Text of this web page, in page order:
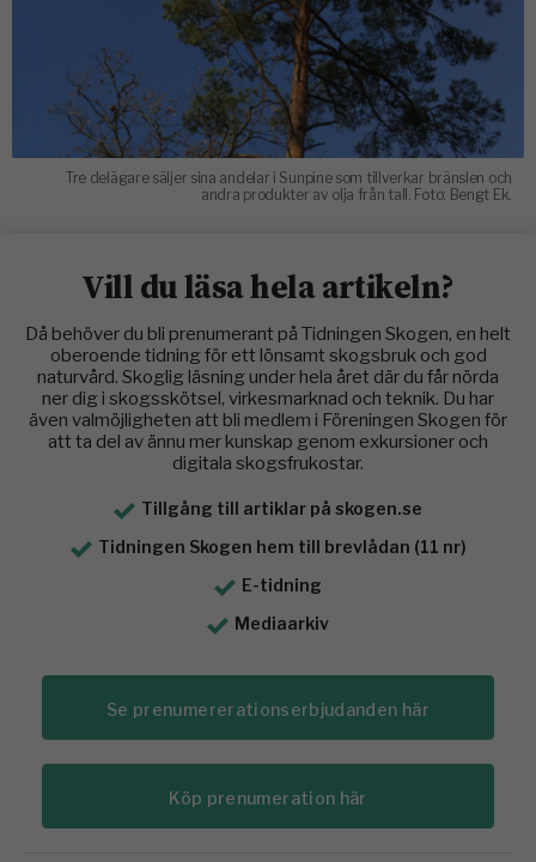
Tre delägare säljer sina andelar i Sunpine som tillverkar bränslen och
andra produkter av olja från tall. Foto: Bengt Ek.
Vill du läsa hela artikeln?
Då behöver du bli prenumerant på Tidningen Skogen, en helt
oberoende tidning för ett lönsamt skogsbruk och god
naturvård. Skoglig läsning under hela året där du får nörda
ner dig i skogsskötsel, virkesmarknad och teknik. Du har
även valmöjligheten att bli medlem i Föreningen Skogen för
att ta del av ännu mer kunskap genom exkursioner och
digitala skogsfrukostar.
Tillgång till artiklar på skogen.se
Tidningen Skogen hem till brevlådan (11 nr)
E-tidning
Mediaarkiv
Se prenumererationserbjudanden här
Köp prenumeration här